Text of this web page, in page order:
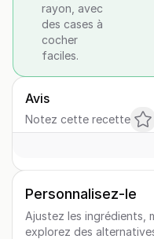
rayon, avec
des cases à
cocher
faciles.
Avis
Notez cette recette
Personnalisez-le
Ajustez les ingrédients,
explorez des